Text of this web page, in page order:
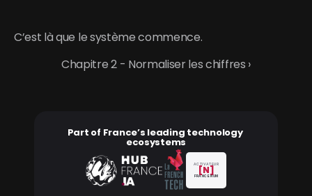
C’est là que le système commence.
Chapitre 2 - Normaliser les chiffres ›
Part of France’s leading technology
ecosystems
ACTIVATEUR
[N]
FRANCE NUM